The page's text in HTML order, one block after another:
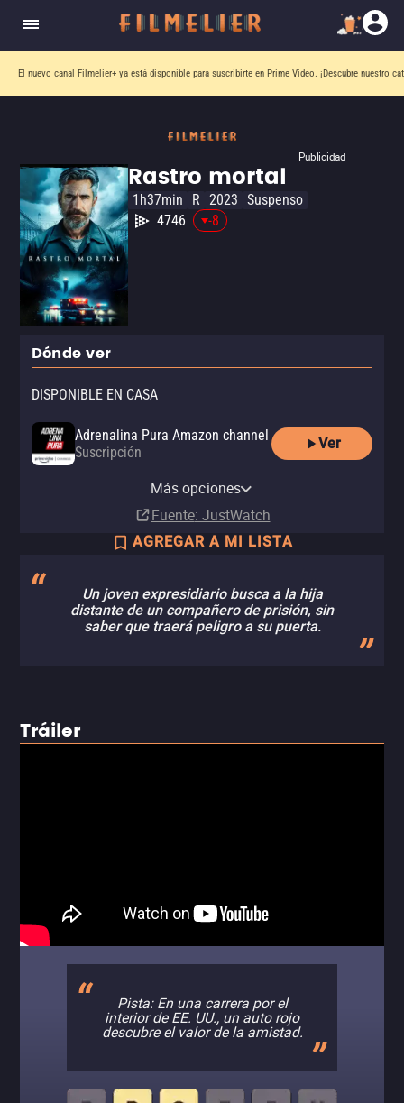
El nuevo canal Filmelier+ ya está disponible para suscribirte en Prime Video. ¡Descubre nuestro
Publicidad
Rastro mortal
1h37min R 2023 Suspenso
4746
-8
Dónde ver
DISPONIBLE EN CASA
Adrenalina Pura Amazon channel
Suscripción
Ver
Adrenalina Pura Apple TV
Más opciones
Fuente: JustWatch
AGREGAR A MI LISTA
Un joven expresidiario busca a la hija
distante de un compañero de prisión, sin
saber que traerá peligro a su puerta.
Tráiler
Pista: En una carrera por el
interior de EE. UU., un auto rojo
descubre el valor de la amistad.